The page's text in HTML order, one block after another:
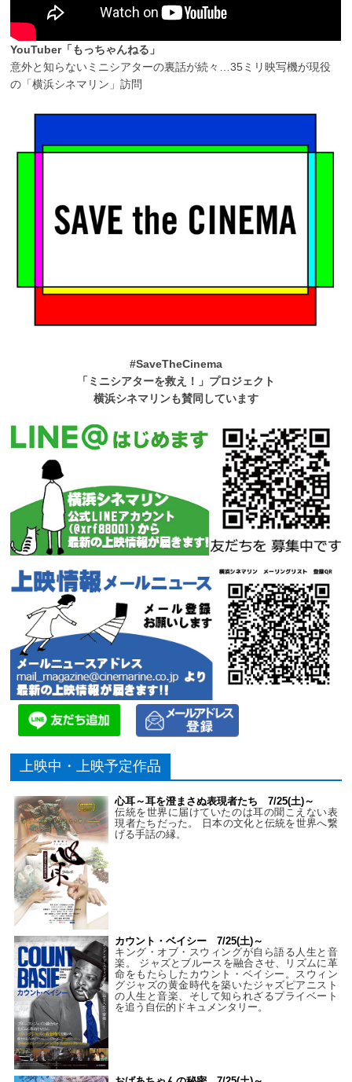
YouTuber「もっちゃんねる」
意外と知らないミニシアターの裏話が続々…35ミリ映写機が現役
の「横浜シネマリン」訪問
#SaveTheCinema
「ミニシアターを救え！」プロジェクト
横浜シネマリンも賛同しています
上映中・上映予定作品
心耳～耳を澄まさぬ表現者たち 7/25(土)～
伝統を世界に届けていたのは耳の聞こえない表
現者たちだった。 日本の文化と伝統を世界へ繋
げる手話の縁。
カウント・ベイシー 7/25(土)～
キング・オブ・スウィングが自ら語る人生と音
楽。 ジャズとブルースを融合させ、リズムに革
命をもたらしたカウント・ベイシー。スウィン
グジャズの黄金時代を築いたジャズピアニスト
の人生と音楽、そして知られざるプライベート
を追う自伝的ドキュメンタリー。